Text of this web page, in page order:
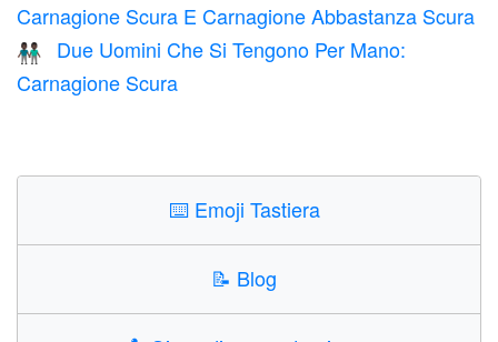
Carnagione Scura E Carnagione Abbastanza Scura
👬🏿
Due Uomini Che Si Tengono Per Mano:
Carnagione Scura
⌨️ Emoji Tastiera
📝 Blog